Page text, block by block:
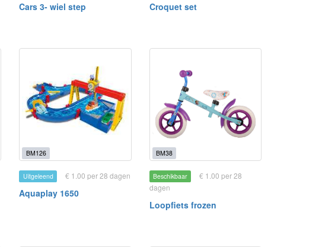
Cars 3- wiel step Croquet set
BM126
Uitgeleend € 1.00 per 28 dagen
Aquaplay 1650
BM38
Beschikbaar
€ 1.00 per 28
dagen
Loopfiets frozen